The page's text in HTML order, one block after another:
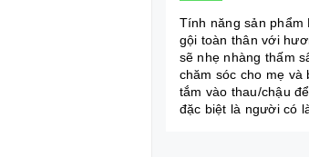
Tính năng sản
gội toàn thân với
sẽ nhẹ nhàng thấm
chăm sóc cho mẹ
tắm vào thau/chậu
đặc biệt là người có